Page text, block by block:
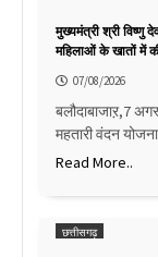
मुख्यमंत्री श्री विष्णु
महिलाओं के खातों में
07/08/2026
बलौदाबाजाऱ,7
महतारी वंदन
Read More..
छत्तीसगढ़